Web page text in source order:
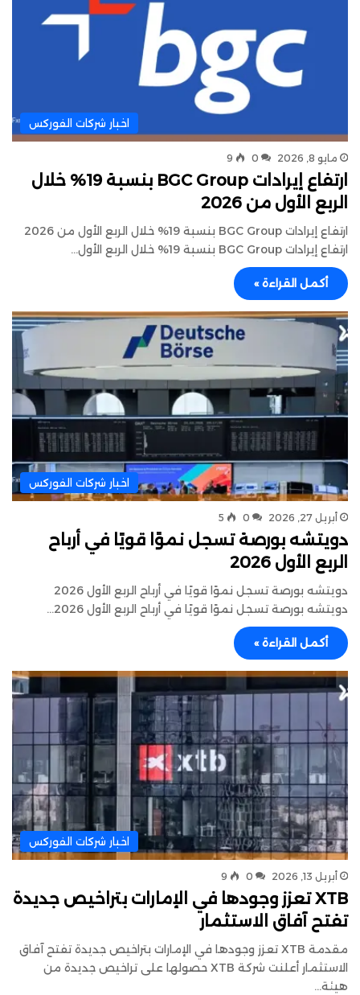
اخبار شركات الفوركس
مايو 8, 2026 0
9
ارتفاع إيرادات BGC Group بنسبة 19% خلال
الربع الأول من 2026
ارتفاع إيرادات BGC Group بنسبة 19% خلال الربع الأول من 2026
ارتفاع إيرادات BGC Group بنسبة 19% خلال الربع الأول…
أكمل القراءة »
اخبار شركات الفوركس
أبريل 27, 2026 0
5
دويتشه بورصة تسجل نموًا قويًا في أرباح
الربع الأول 2026
دويتشه بورصة تسجل نموًا قويًا في أرباح الربع الأول 2026
دويتشه بورصة تسجل نموًا قويًا في أرباح الربع الأول 2026…
أكمل القراءة »
اخبار شركات الفوركس
أبريل 13, 2026 0
9
XTB تعزز وجودها في الإمارات بتراخيص جديدة
تفتح آفاق الاستثمار
مقدمة XTB تعزز وجودها في الإمارات بتراخيص جديدة تفتح آفاق
الاستثمار أعلنت شركة XTB حصولها على تراخيص جديدة من
هيئة…